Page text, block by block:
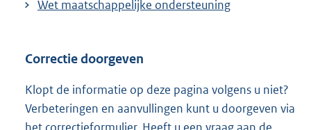
Wet maatschappelijke ondersteuning
Correctie doorgeven
Klopt de informatie op deze pagina volgens u niet?
Verbeteringen en aanvullingen kunt u doorgeven via
het correctieformulier. Heeft u een vraag aan de